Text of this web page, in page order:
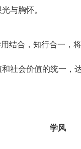
与胸怀。
结合，知行合一，
社会价值的统一，
学风